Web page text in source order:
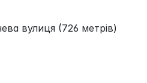
вулиця (726 метрів)